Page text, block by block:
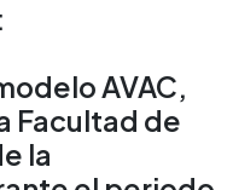
AVAC,
Facultad de
la